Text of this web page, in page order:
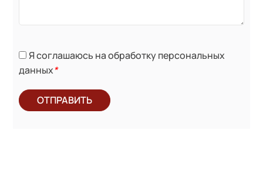
Я соглашаюсь на обработку персональных
данных*
ОТПРАВИТЬ